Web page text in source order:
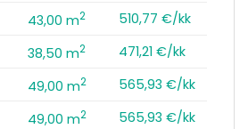
43,00 m2
510,77 €/kk
38,50 m2
471,21 €/kk
49,00 m2
565,93 €/kk
49,00 m2
565,93 €/kk